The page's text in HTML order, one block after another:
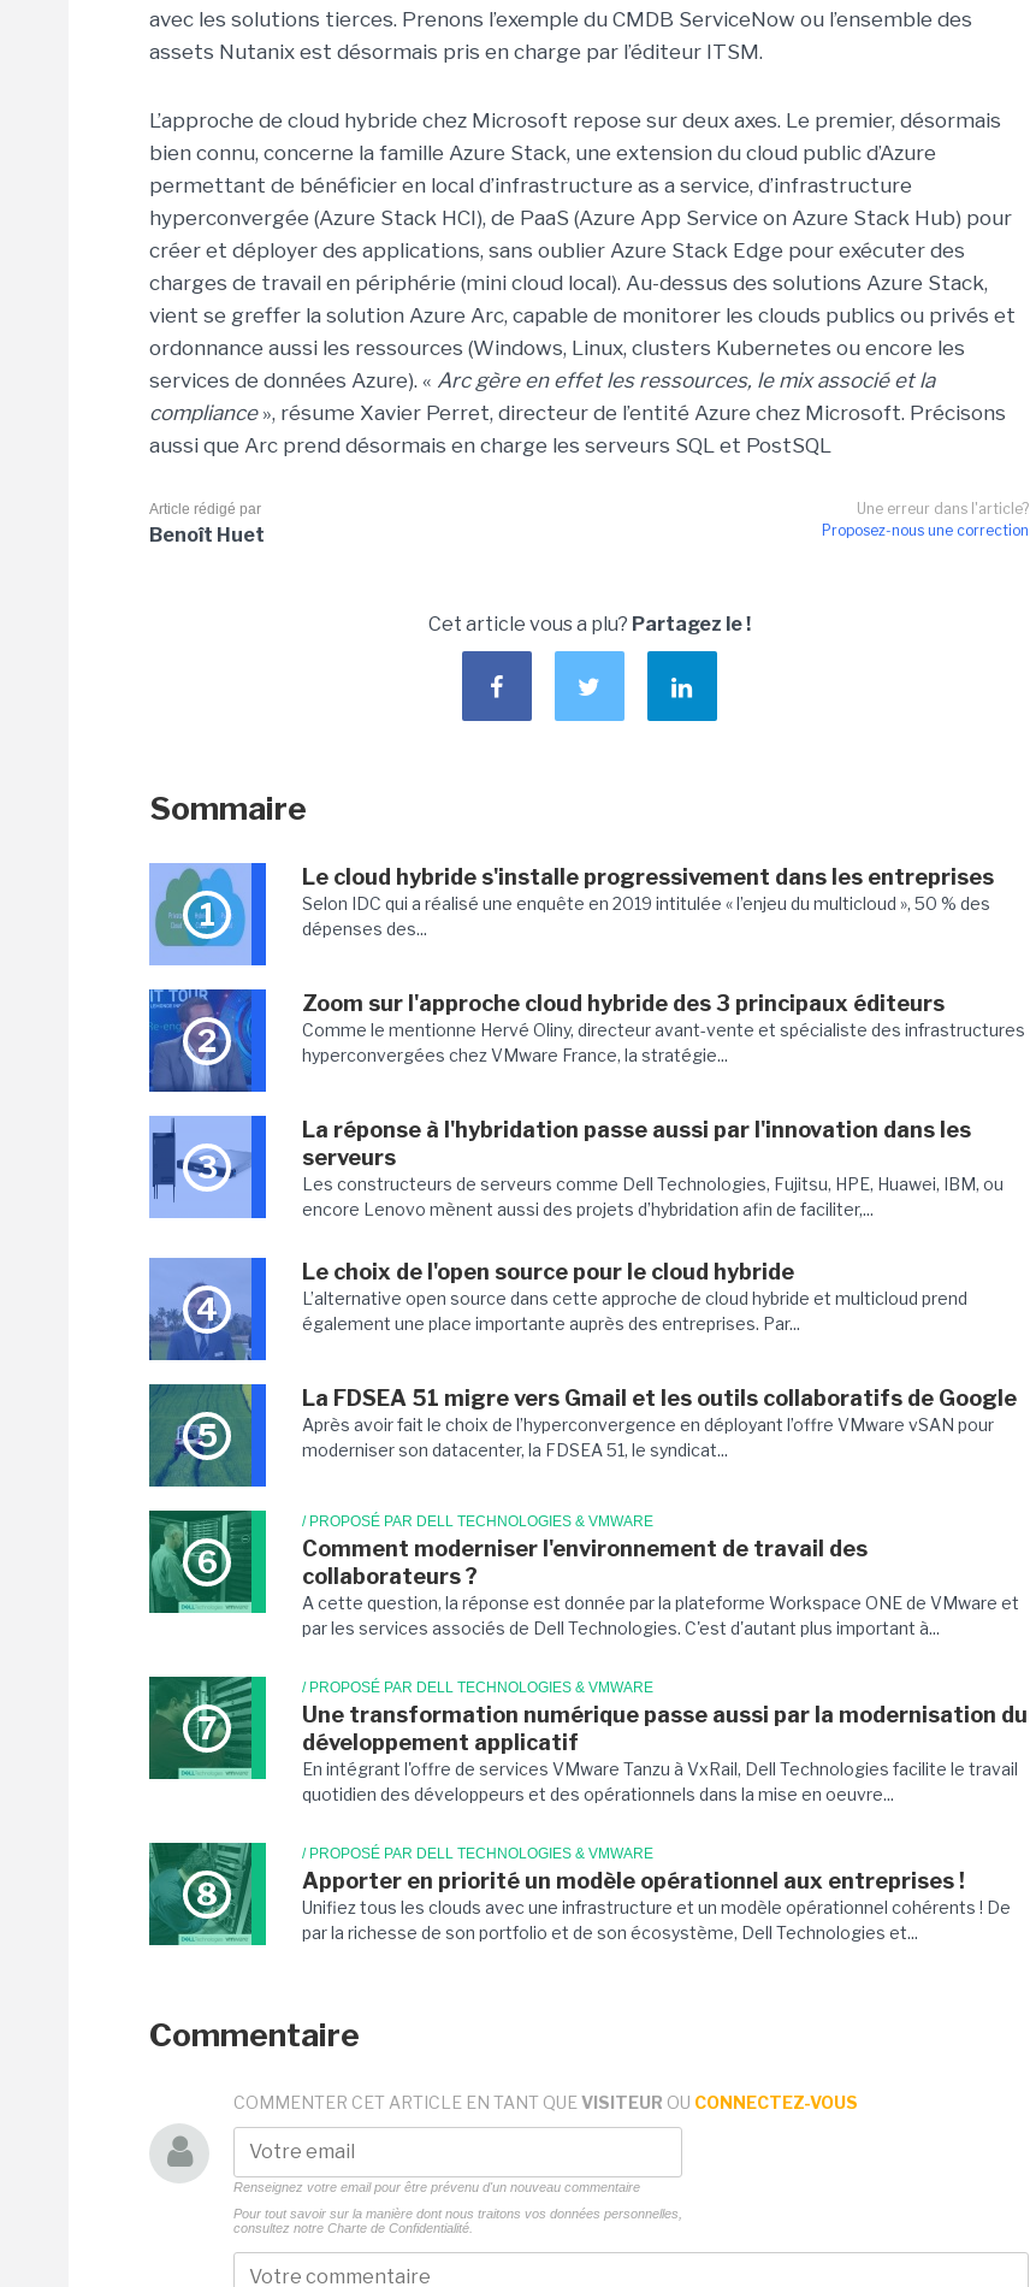
avec les solutions tierces. Prenons l’exemple du CMDB ServiceNow ou l’ensemble des
assets Nutanix est désormais pris en charge par l’éditeur ITSM.
L’approche de cloud hybride chez Microsoft repose sur deux axes. Le premier, désormais
bien connu, concerne la famille Azure Stack, une extension du cloud public d’Azure
permettant de bénéficier en local d’infrastructure as a service, d’infrastructure
hyperconvergée (Azure Stack HCI), de PaaS (Azure App Service on Azure Stack Hub) pour
créer et déployer des applications, sans oublier Azure Stack Edge pour exécuter des
charges de travail en périphérie (mini cloud local). Au-dessus des solutions Azure Stack,
vient se greffer la solution Azure Arc, capable de monitorer les clouds publics ou privés et
ordonnance aussi les ressources (Windows, Linux, clusters Kubernetes ou encore les
services de données Azure). « Arc gèreen effet les ressources, le mix associé et la
compliance», résume Xavier Perret, directeur de l’entité Azure chez Microsoft. Précisons
aussi que Arc prend désormais en charge les serveurs SQL et PostSQL
Une erreur dans l'article?
Proposez-nous une correction
Article rédigé par
Benoît Huet
Cet article vous a plu? Partagez le !
Sommaire
1
Le cloud hybride s'installe progressivement dans les entreprises
Selon IDC qui a réalisé une enquête en 2019 intitulée « l’enjeu du multicloud », 50 % des
dépenses des...
2
Zoom sur l'approche cloud hybride des 3 principaux éditeurs
Comme le mentionne Hervé Oliny, directeur avant-vente et spécialiste des infrastructures
hyperconvergées chez VMware France, la stratégie...
3
La réponse à l'hybridation passe aussi par l'innovation dans les
serveurs
Les constructeurs de serveurs comme Dell Technologies, Fujitsu, HPE, Huawei, IBM, ou
encore Lenovo mènent aussi des projets d’hybridation afin de faciliter,...
4
Le choix de l'open source pour le cloud hybride
L’alternative open source dans cette approche de cloud hybride et multicloud prend
également une place importante auprès des entreprises. Par...
5
La FDSEA 51 migre vers Gmail et les outils collaboratifs de Google
Après avoir fait le choix de l’hyperconvergence en déployant l’offre VMware vSAN pour
moderniser son datacenter, la FDSEA 51, le syndicat...
6
/ PROPOSÉ PAR DELL TECHNOLOGIES & VMWARE
Comment moderniser l'environnement de travail des
collaborateurs ?
A cette question, la réponse est donnée par la plateforme Workspace ONE de VMware et
par les services associés de Dell Technologies. C'est d'autant plus important à...
7
/ PROPOSÉ PAR DELL TECHNOLOGIES & VMWARE
Une transformation numérique passe aussi par la modernisation du
développement applicatif
En intégrant l'offre de services VMware Tanzu à VxRail, Dell Technologies facilite le travail
quotidien des développeurs et des opérationnels dans la mise en oeuvre...
8
/ PROPOSÉ PAR DELL TECHNOLOGIES & VMWARE
Apporter en priorité un modèle opérationnel aux entreprises !
Unifiez tous les clouds avec une infrastructure et un modèle opérationnel cohérents ! De
par la richesse de son portfolio et de son écosystème, Dell Technologies et...
Commentaire
COMMENTER CET ARTICLE EN TANT QUE VISITEUR OU CONNECTEZ-VOUS
Renseignez votre email pour être prévenu d'un nouveau commentaire
Pour tout savoir sur la manière dont nous traitons vos données personnelles,
consultez notre Charte de Confidentialité.